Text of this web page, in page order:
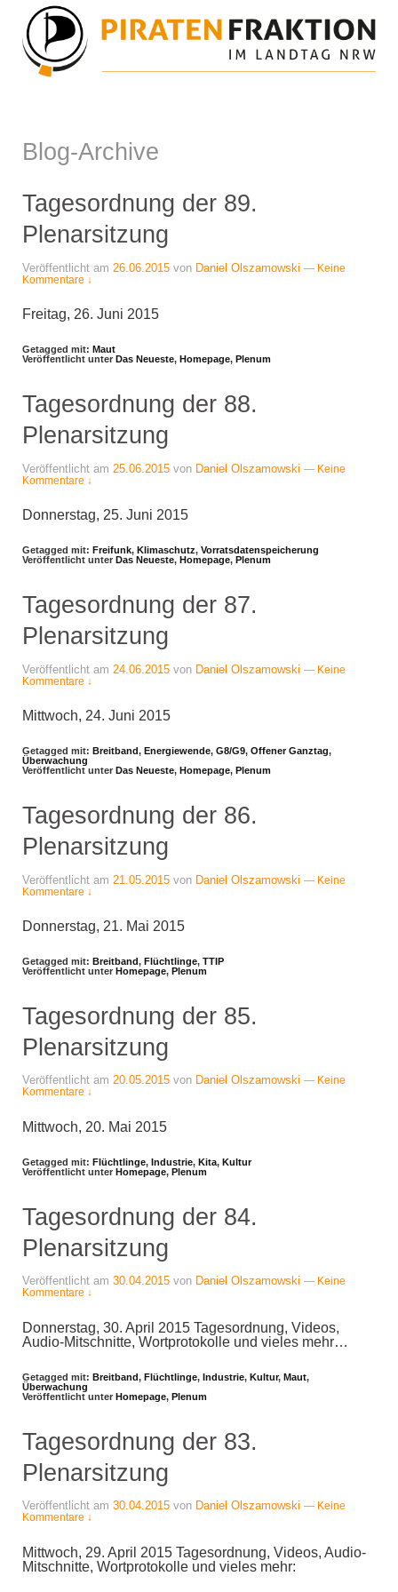
Blog-Archive
Tagesordnung der 89.
Plenarsitzung
Veröffentlicht am 26.06.2015 von Daniel Olszamowski — Keine
Kommentare ↓
Freitag, 26. Juni 2015
Getagged mit: Maut
Veröffentlicht unter Das Neueste, Homepage, Plenum
Tagesordnung der 88.
Plenarsitzung
Veröffentlicht am 25.06.2015 von Daniel Olszamowski — Keine
Kommentare ↓
Donnerstag, 25. Juni 2015
Getagged mit: Freifunk, Klimaschutz, Vorratsdatenspeicherung
Veröffentlicht unter Das Neueste, Homepage, Plenum
Tagesordnung der 87.
Plenarsitzung
Veröffentlicht am 24.06.2015 von Daniel Olszamowski — Keine
Kommentare ↓
Mittwoch, 24. Juni 2015
Getagged mit: Breitband, Energiewende, G8/G9, Offener Ganztag,
Überwachung
Veröffentlicht unter Das Neueste, Homepage, Plenum
Tagesordnung der 86.
Plenarsitzung
Veröffentlicht am 21.05.2015 von Daniel Olszamowski — Keine
Kommentare ↓
Donnerstag, 21. Mai 2015
Getagged mit: Breitband, Flüchtlinge, TTIP
Veröffentlicht unter Homepage, Plenum
Tagesordnung der 85.
Plenarsitzung
Veröffentlicht am 20.05.2015 von Daniel Olszamowski — Keine
Kommentare ↓
Mittwoch, 20. Mai 2015
Getagged mit: Flüchtlinge, Industrie, Kita, Kultur
Veröffentlicht unter Homepage, Plenum
Tagesordnung der 84.
Plenarsitzung
Veröffentlicht am 30.04.2015 von Daniel Olszamowski — Keine
Kommentare ↓
Donnerstag, 30. April 2015 Tagesordnung, Videos,
Audio-Mitschnitte, Wortprotokolle und vieles mehr…
Getagged mit: Breitband, Flüchtlinge, Industrie, Kultur, Maut,
Überwachung
Veröffentlicht unter Homepage, Plenum
Tagesordnung der 83.
Plenarsitzung
Veröffentlicht am 30.04.2015 von Daniel Olszamowski — Keine
Kommentare ↓
Mittwoch, 29. April 2015 Tagesordnung, Videos, Audio-
Mitschnitte, Wortprotokolle und vieles mehr: